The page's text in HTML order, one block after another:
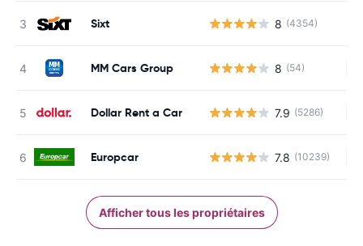
Sixt 8 (4354)
MM Cars Group 8 (54)
Dollar Rent a Car 7.9 (5286)
Europcar 7.8 (10239)
Afficher tous les propriétaires